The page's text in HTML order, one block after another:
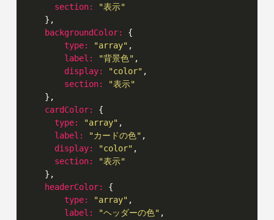
section:
"表示"
    },
backgroundColor:
{
type:
"array" ,
label:
"背景色" ,
display:
"color" ,
section:
"表示"
    },
cardColor:
{
type:
"array" ,
label:
"カードの色" ,
display:
"color" ,
section:
"表示"
    },
headerColor:
{
type:
"array" ,
label:
"ヘッダーの色" ,